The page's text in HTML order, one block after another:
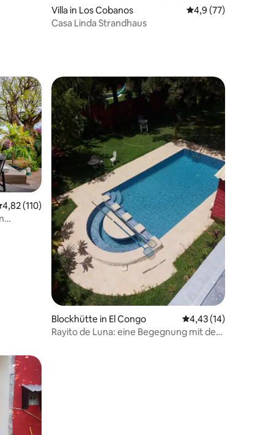
Villa in Los Cobanos Durchschnittliche
4,9 (77)
Casa Linda Strandhaus
Bewertungen
Bewertung: 4,82 von 5, 110 Bewertungen
4,82 (110)
Blockhütte in El Congo Durchschnittliche
4,43 (14)
Rayito de Luna: eine Begegnung mit der